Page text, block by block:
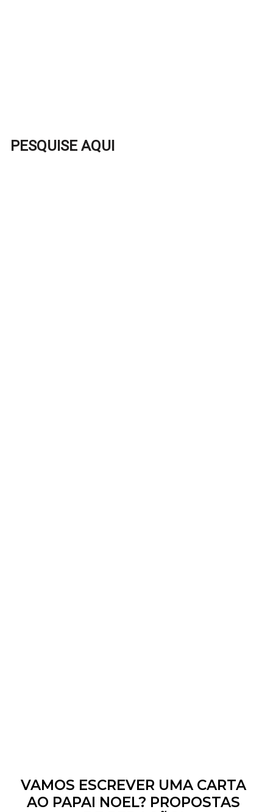
PESQUISE AQUI
VAMOS ESCREVER UMA CARTA
AO PAPAI NOEL? PROPOSTAS